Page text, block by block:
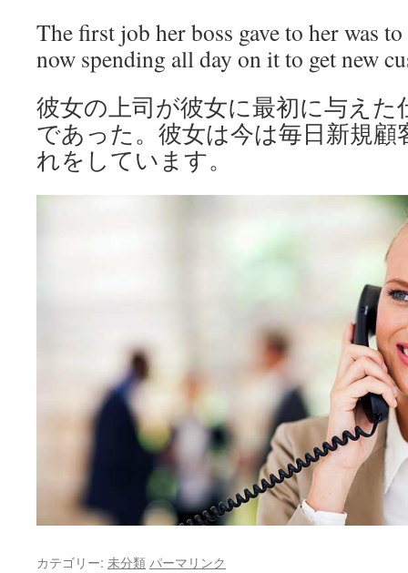
The first job her boss gave to her was
now spending all day on it to get new
彼女の上司が彼女に最初に与えた
であった。彼女は今は毎日新規顧
れをしています。
カテゴリー: 未分類パーマリンク